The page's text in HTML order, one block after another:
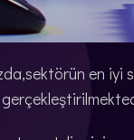
en iyi